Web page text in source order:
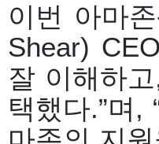
이번 아마
Shear)
잘 이해하
택했다.”며